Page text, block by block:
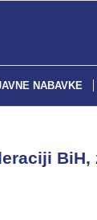
NABAVKE
BiH,